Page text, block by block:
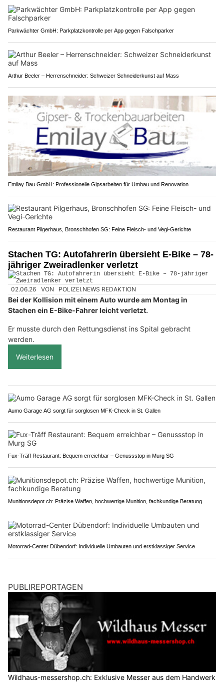
Parkwächter GmbH: Parkplatzkontrolle per App gegen Falschparker
Arthur Beeler – Herrenschneider: Schweizer Schneiderkunst auf Mass
Emilay Bau GmbH: Professionelle Gipsarbeiten für Umbau und Renovation
Restaurant Pilgerhaus, Bronschhofen SG: Feine Fleisch- und Vegi-Gerichte
Stachen TG: Autofahrerin übersieht E-Bike – 78-
jähriger Zweiradlenker verletzt
02.06.26 VON POLIZEI.NEWS REDAKTION
Bei der Kollision mit einem Auto wurde am Montag in
Stachen ein E-Bike-Fahrer leicht verletzt.
Er musste durch den Rettungsdienst ins Spital gebracht
werden.
Weiterlesen
Aumo Garage AG sorgt für sorglosen MFK-Check in St. Gallen
Fux-Träff Restaurant: Bequem erreichbar – Genussstop in Murg SG
Munitionsdepot.ch: Präzise Waffen, hochwertige Munition, fachkundige Beratung
Motorrad-Center Dübendorf: Individuelle Umbauten und erstklassiger Service
PUBLIREPORTAGEN
Wildhaus-messershop.ch: Exklusive Messer aus dem Handwerk